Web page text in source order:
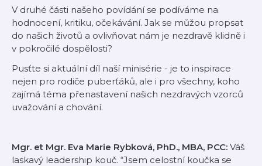
V druhé části našeho povídání se podíváme na
hodnocení, kritiku, očekávání. Jak se můžou propsat
do našich životů a ovlivňovat nám je nezdravě klidně i
v pokročilé dospělosti?
Pusťte si aktuální díl naší minisérie - je to inspirace
nejen pro rodiče puberťáků, ale i pro všechny, koho
zajímá téma přenastavení našich nezdravých vzorců
uvažování a chování.
Mgr. et Mgr. Eva Marie Rybková, PhD., MBA, PCC: Váš
laskavý leadership kouč. “Jsem celostní koučka se